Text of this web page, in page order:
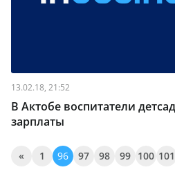
13.02.18, 21:52
В Актобе воспитатели
зарплаты
« 1 96 97 98 99 100 101